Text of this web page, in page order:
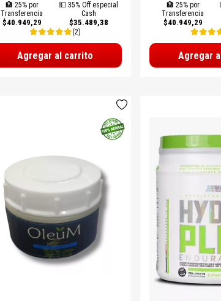
🏦 25% por
Transferencia
$40.949,29
💵 35% Off especial
Cash
$35.489,38
(2)
Agregar al carrito
🏦 25% por
Transferencia
$40.949,29
Agregar